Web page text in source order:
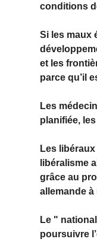
conditions
Si les maux
et les
parce qu’il
Les
planifiée,
Les
libéralisme
grâce au
allemande à
Le "
poursuivre